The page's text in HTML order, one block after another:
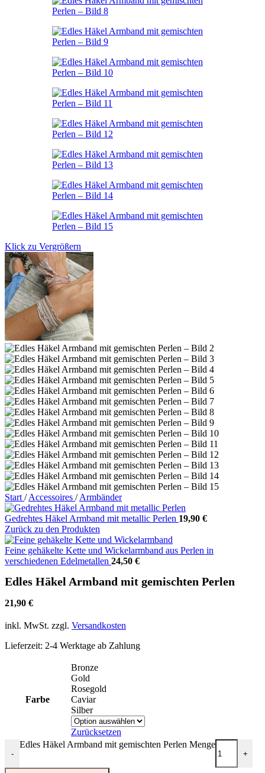
Klick zu Vergrößern
Start / Accessoires / Armbänder
Gedrehtes Häkel Armband mit metallic Perlen 19,90 €
Zurück zu den Produkten
Feine gehäkelte Kette und Wickelarmband aus Perlen in
verschiedenen Edelmetallen 24,50 €
Edles Häkel Armband mit gemischten Perlen
21,90 €
inkl. MwSt. zzgl. Versandkosten
Lieferzeit: 2-4 Werktage ab Zahlung
Farbe
Bronze
Gold
Rosegold
Caviar
Silber
Zurücksetzen
-
Edles Häkel Armband mit gemischten Perlen Menge
+